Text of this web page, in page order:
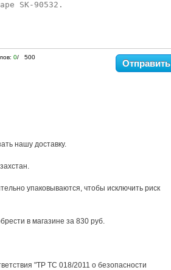
0/ 500
Отправить
нашу доставку.
упаковываются, чтобы исключить риск
в магазине за 830 руб.
"ТР ТС 018/2011 о безопасности